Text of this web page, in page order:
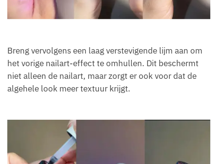
Breng vervolgens een laag verstevigende lijm aan om
het vorige nailart-effect te omhullen. Dit beschermt
niet alleen de nailart, maar zorgt er ook voor dat de
algehele look meer textuur krijgt.